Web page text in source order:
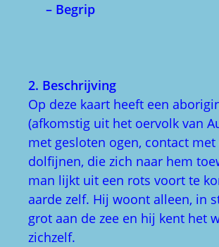
– Begrip
2. Beschrijving
Op deze kaart heeft een
(afkomstig uit het oervolk van
met gesloten ogen, contact
dolfijnen, die zich naar hem
man lijkt uit een rots voort te
aarde zelf. Hij woont alleen, in
grot aan de zee en hij kent het
zichzelf.